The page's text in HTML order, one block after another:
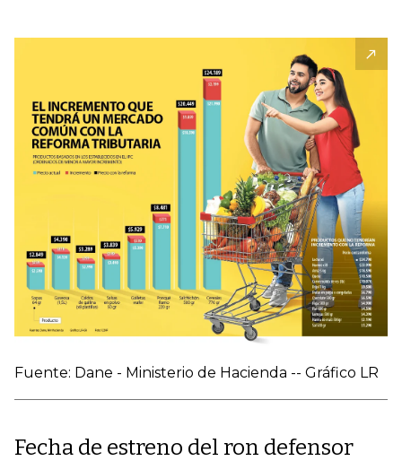
Fuente: Dane - Ministerio de Hacienda -- Gráfico LR
Fecha de estreno del ron defensor